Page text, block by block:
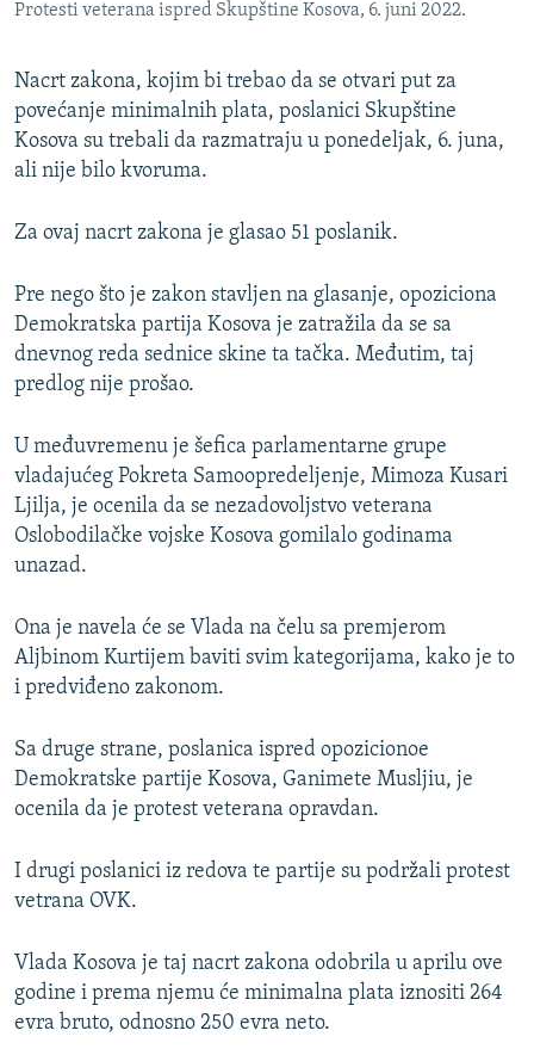
Protesti veterana ispred Skupštine Kosova, 6. juni 2022.
Nacrt zakona, kojim bi trebao da se otvari put za
povećanje minimalnih plata, poslanici Skupštine
Kosova su trebali da razmatraju u ponedeljak, 6. juna,
ali nije bilo kvoruma.
Za ovaj nacrt zakona je glasao 51 poslanik.
Pre nego što je zakon stavljen na glasanje, opoziciona
Demokratska partija Kosova je zatražila da se sa
dnevnog reda sednice skine ta tačka. Međutim, taj
predlog nije prošao.
U međuvremenu je šefica parlamentarne grupe
vladajućeg Pokreta Samoopredeljenje, Mimoza Kusari
Ljilja, je ocenila da se nezadovoljstvo veterana
Oslobodilačke vojske Kosova gomilalo godinama
unazad.
Ona je navela će se Vlada na čelu sa premjerom
Aljbinom Kurtijem baviti svim kategorijama, kako je to
i predviđeno zakonom.
Sa druge strane, poslanica ispred opozicionoe
Demokratske partije Kosova, Ganimete Musljiu, je
ocenila da je protest veterana opravdan.
I drugi poslanici iz redova te partije su podržali protest
vetrana OVK.
Vlada Kosova je taj nacrt zakona odobrila u aprilu ove
godine i prema njemu će minimalna plata iznositi 264
evra bruto, odnosno 250 evra neto.